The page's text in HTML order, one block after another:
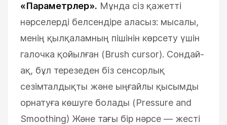
«Параметрлер». Мұнда сіз қажетті
нәрселерді белсендіре аласыз: мысалы,
менің қылқаламның пішінін көрсету үшін
галочка қойылған (Brush cursor). Сондай-
ақ, бұл терезеден біз сенсорлық
сезімталдықты және ыңғайлы қысымды
орнатуға көшуге болады (Pressure and
Smoothing) Және тағы бір нәрсе — жесті